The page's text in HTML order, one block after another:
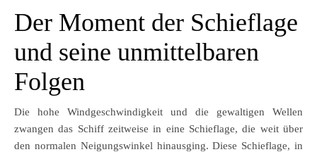
Der Moment der Schieflage
und seine unmittelbaren
Folgen
Die hohe Windgeschwindigkeit und die gewaltigen Wellen
zwangen das Schiff zeitweise in eine Schieflage, die weit über
den normalen Neigungswinkel hinausging. Diese Schieflage, in